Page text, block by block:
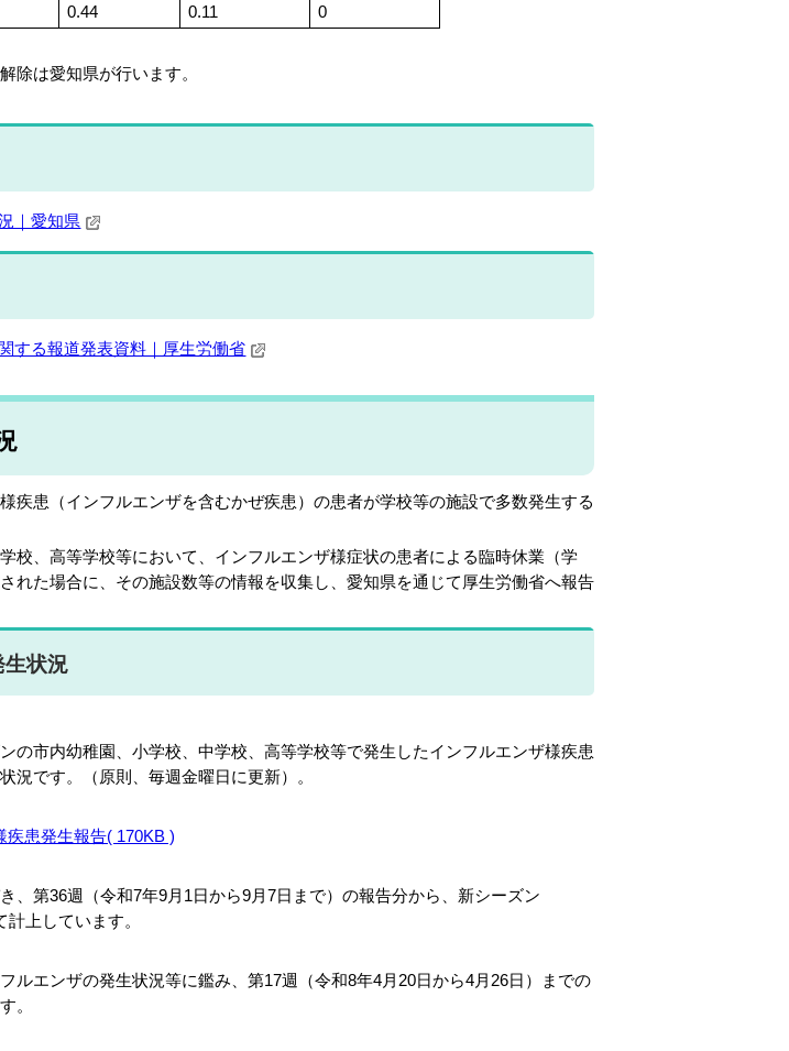
0.44 0.11 0
除は愛知県が行います。
｜愛知県
する報道発表資料｜厚生労働省
疾患（インフルエンザを含むかぜ疾患）の患者が学校等の施設で多数発生する
校、高等学校等において、インフルエンザ様症状の患者による臨時休業（学
れた場合に、その施設数等の情報を収集し、愛知県を通じて厚生労働省へ報告
生状況
の市内幼稚園、小学校、中学校、高等学校等で発生したインフルエンザ様疾患
況です。（原則、毎週金曜日に更新）。
患発生報告( 170KB )
、第36週（令和7年9月1日から9月7日まで）の報告分から、新シーズン
計上しています。
ルエンザの発生状況等に鑑み、第17週（令和8年4月20日から4月26日）までの
。